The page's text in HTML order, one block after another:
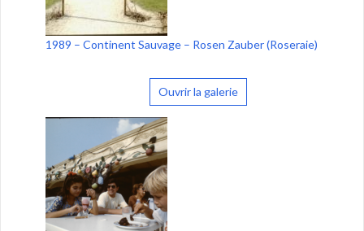
1989 – Continent Sauvage – Rosen Zauber (Roseraie)
Ouvrir la galerie